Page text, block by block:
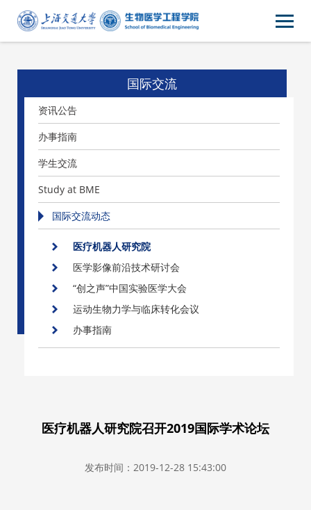
国际交流
资讯公告
办事指南
学生交流
Study at BME
国际交流动态
医疗机器人研究院
医学影像前沿技术研讨会
“创之声”中国实验医学大会
运动生物力学与临床转化会议
办事指南
医疗机器人研究院召开2019国际学术论坛
发布时间：2019-12-28 15:43:00